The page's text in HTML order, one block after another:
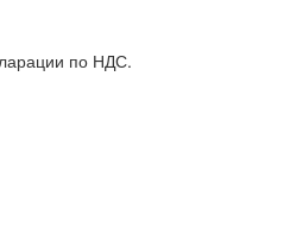
по НДС.